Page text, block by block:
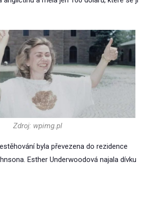
Zdroj: wpimg.pl
byla převezena do rezidence
Esther Underwoodová najala dívku